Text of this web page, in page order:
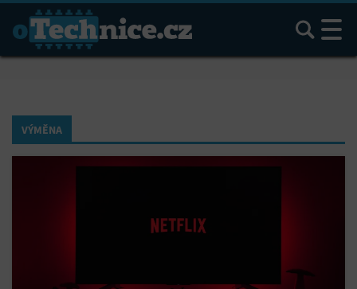
Hledat
VÝMĚNA